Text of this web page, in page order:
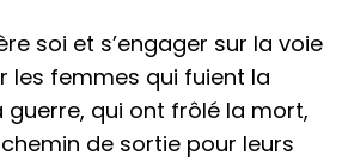
soi et s’engager sur la voie
les femmes qui fuient la
qui ont frôlé la mort,
de sortie pour leurs